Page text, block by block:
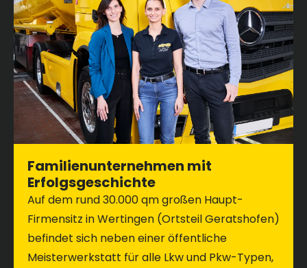
Familienunternehmen mit
Erfolgsgeschichte
Auf dem rund 30.000 qm großen Haupt-
Firmensitz in Wertingen (Ortsteil Geratshofen)
befindet sich neben einer öffentliche
Meisterwerkstatt für alle Lkw und Pkw-Typen,